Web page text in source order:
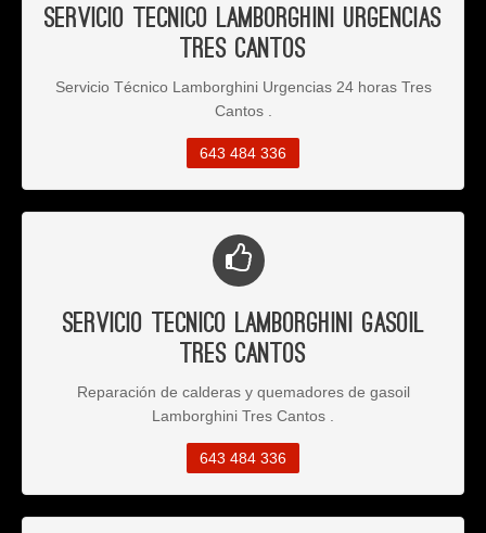
Servicio Tecnico Lamborghini Urgencias
Tres Cantos
Servicio Técnico Lamborghini Urgencias 24 horas Tres
Cantos .
643 484 336
Servicio Tecnico Lamborghini Gasoil
Tres Cantos
Reparación de calderas y quemadores de gasoil
Lamborghini Tres Cantos .
643 484 336